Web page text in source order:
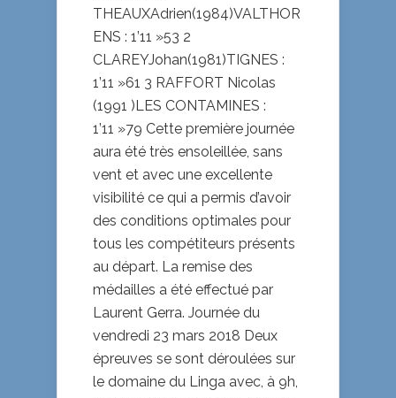
THEAUXAdrien(1984)VALTHOR
ENS : 1’11 »53 2
CLAREYJohan(1981)TIGNES :
1’11 »61 3 RAFFORT Nicolas
(1991 )LES CONTAMINES :
1’11 »79 Cette première journée
aura été très ensoleillée, sans
vent et avec une excellente
visibilité ce qui a permis d’avoir
des conditions optimales pour
tous les compétiteurs présents
au départ. La remise des
médailles a été effectué par
Laurent Gerra. Journée du
vendredi 23 mars 2018 Deux
épreuves se sont déroulées sur
le domaine du Linga avec, à 9h,